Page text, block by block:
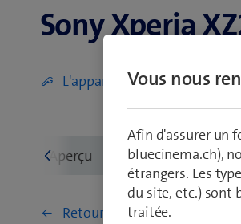
Sony Xperia XZ2
Sony Xperia
L'appareil est défectueux
Aperçu Premiers pas
Retourner à Configuration et
Vous nous
Afin d'assurer un
bluecinema.ch),
étrangers. Les
du site, etc.) sont
traitée.